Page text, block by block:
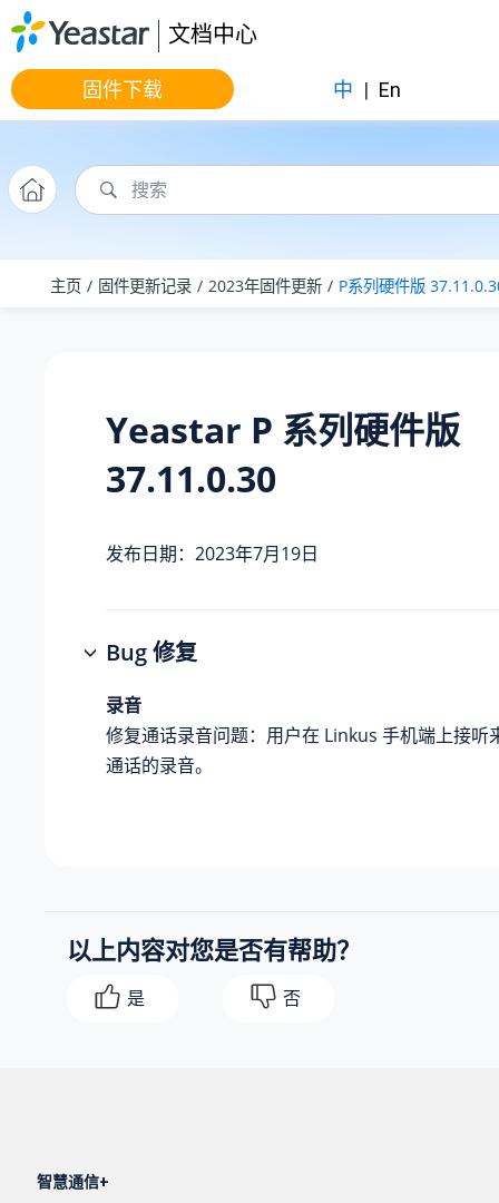
跳转到主要内容
文档中心
固件下载 中 | En
主页 固件更新记录 2023年固件更新 P系列硬件版
Yeastar P 系列硬件版
37.11.0.30
发布日期：2023年7月19日
Bug 修复
录音
修复通话录音问题：用户在 Linkus 手机端上接听
通话的录音。
以上内容对您是否有帮助？
是 否
智慧通信